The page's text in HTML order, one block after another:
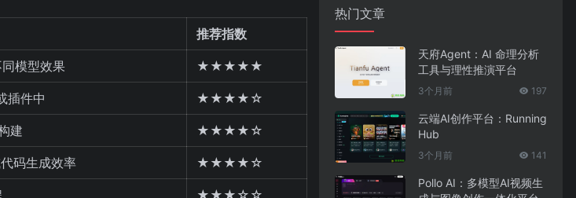
推荐指数
模型效果 ★★★★★
插件中 ★★★★☆
建 ★★★★☆
码生成效率 ★★★★☆
热门文章
天府Agent：AI 命理分析
工具与理性推演平台
3个月前 197
云端AI创作平台：Running
Hub
3个月前 141
Pollo AI：多模型AI视频生